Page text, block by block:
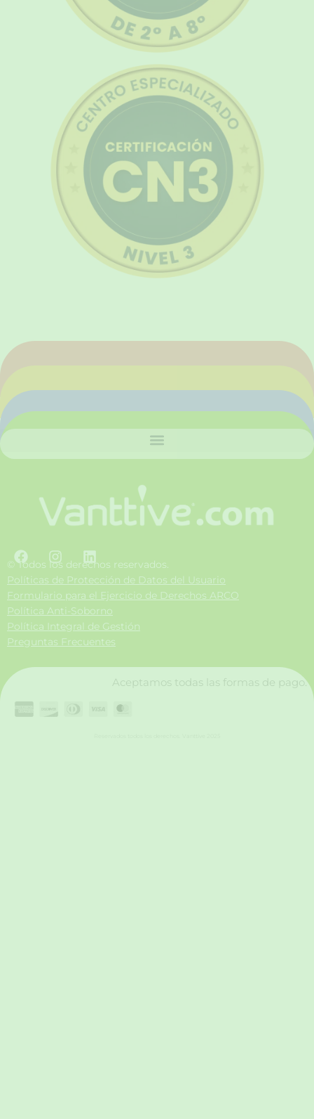
F
a
c
e
b
o
o
k
I
n
s
t
a
g
r
a
L
i
n
k
e
d
i
n
© Todos los derechos reservados.
Políticas de Protección de Datos del Usuario
Formulario para el Ejercicio de Derechos ARCO
Política Anti-Soborno
Política Integral de Gestión
Preguntas Frecuentes
Aceptamos todas las formas de pago.